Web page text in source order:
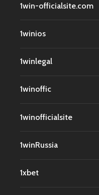
1win-officialsite.com
1winios
1winlegal
1winoffic
1winofficialsite
1winRussia
1xbet